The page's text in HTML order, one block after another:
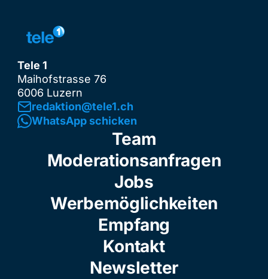
Tele 1
Maihofstrasse 76
6006 Luzern
redaktion@tele1.ch
WhatsApp schicken
Team
Moderationsanfragen
Jobs
Werbemöglichkeiten
Empfang
Kontakt
Newsletter